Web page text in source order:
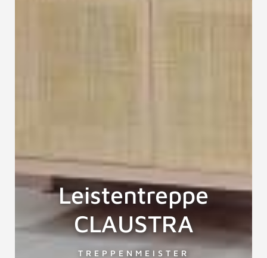
Leistentreppe
CLAUSTRA
TREPPENMEISTER